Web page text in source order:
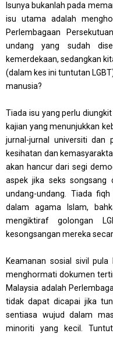
Isunya bukanlah pada
isu utama adalah
Perlembagaan
undang yang sudah
kemerdekaan, sedangkan
(dalam kes ini tuntutan
manusia?
Tiada isu yang perlu
kajian yang menunjukkan
jurnal-jurnal universiti dan
kesihatan dan
akan hancur dari segi
aspek jika seks songsang
undang-undang. Tiada
dalam agama Islam,
mengiktiraf golongan
kesongsangan mereka
Keamanan sosial sivil
menghormati dokumen
Malaysia adalah
tidak dapat dicapai jika
sentiasa wujud dalam
minoriti yang kecil.